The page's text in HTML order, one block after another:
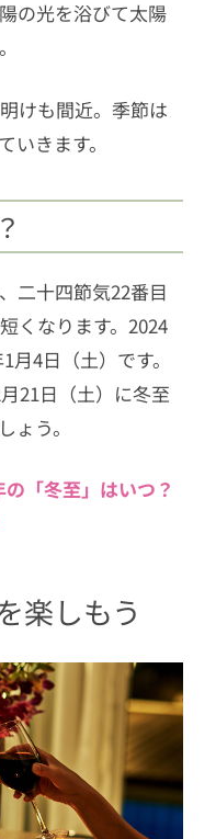
の光を浴びて太陽
けも間近。季節は
きます。
二十四節気22番目
くなります。2024
4日（土）です。
21日（土）に冬至
ょう。
「冬至」はいつ？
楽しもう